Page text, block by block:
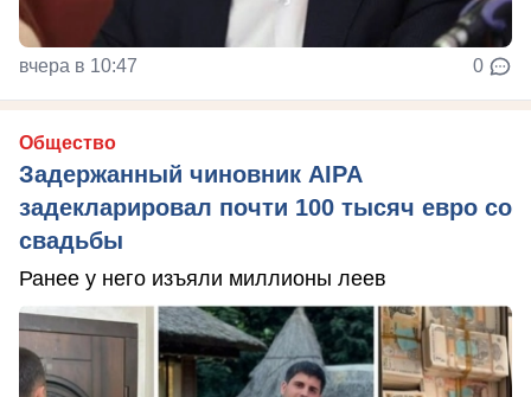
вчера в 10:47 0
Общество
Задержанный чиновник AIPA
задекларировал почти 100 тысяч евро со
свадьбы
Ранее у него изъяли миллионы леев